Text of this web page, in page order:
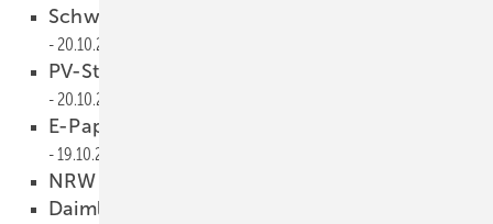
Schweiz: BKW senkt Einspeisetarife
20.10.2016
PV-Strom vom Sommer im Winter nutzen
20.10.2016
E-Paper zu Solarfassaden erschienen
19.10.2016
NRW fördert Gewerbespeicher
Daimler setzt auf Sonnenstrom